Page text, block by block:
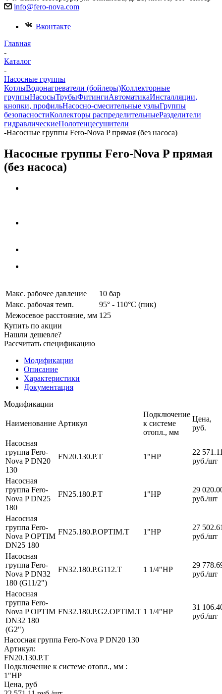
info@fero-nova.com
Вконтакте
Главная
-
Каталог
-
Насосные группы
КотлыВодонагреватели (бойлеры)Коллекторные
группыНасосыТрубыФитингиАвтоматикаИнсталляции,
кнопки, профильНасосно-смесительные узлыГруппы
безопасностиКоллекторы распределительныеРазделители
гидравлическиеПолотенцесушители
-Насосные группы Fero-Nova P прямая (без насоса)
Насосные группы Fero-Nova P прямая
(без насоса)
Макс. рабочее давление
10 бар
Макс. рабочая темп.
95° - 110°C (пик)
Межосевое расстояние, мм 125
Купить по акции
Нашли дешевле?
Рассчитать спецификацию
Модификации
Описание
Характеристики
Документация
Модификации
Наименование Артикул
Подключение
к системе
отопл., мм
Цена,
pуб.
Насосная
группа Fero-
Nova P DN20
130
FN20.130.P.T 1"НР
22
руб./шт
Насосная
группа Fero-
Nova P DN25
180
FN25.180.P.T 1"НР
29
руб./шт
Насосная
группа Fero-
Nova P OPTIM
DN25 180
FN25.180.P.OPTIM.T 1"НР
27
руб./шт
Насосная
группа Fero-
Nova P DN32
180 (G11/2")
FN32.180.P.G112.T 1 1/4"НР
29
руб./шт
Насосная
группа Fero-
Nova P OPTIM
DN32 180
(G2")
FN32.180.P.G2.OPTIM.T 1 1/4"НР
31
руб./шт
Насосная группа Fero-Nova P DN20 130
Артикул:
FN20.130.P.T
Подключение к системе отопл., мм :
1"НР
Цена, руб